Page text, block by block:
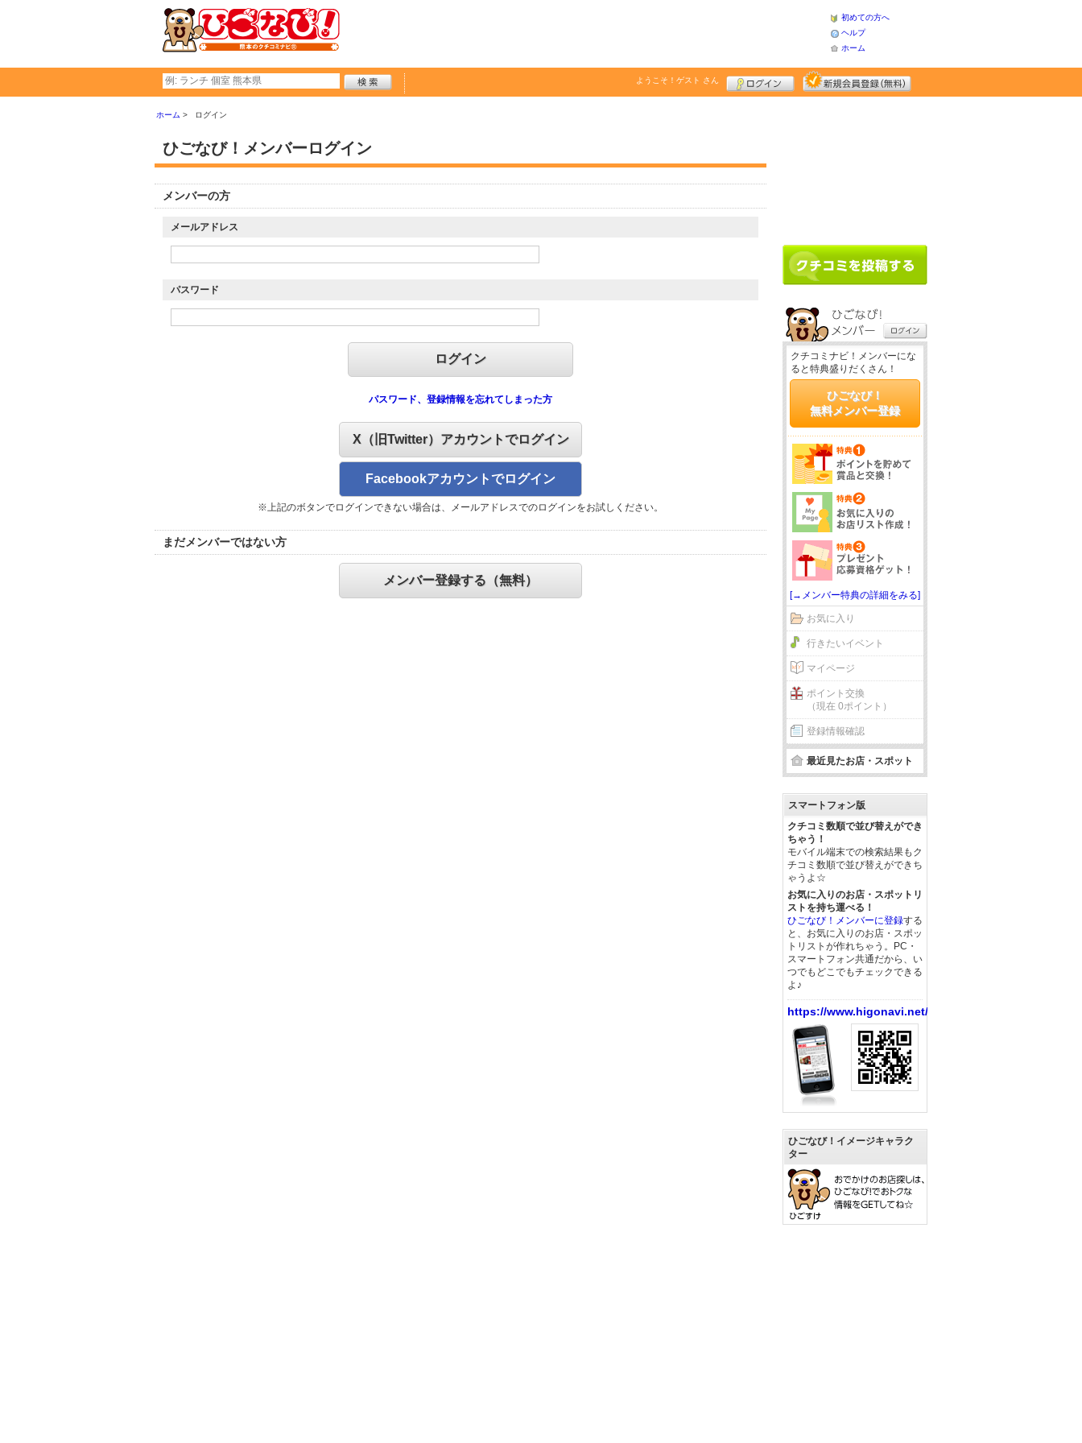
初めての方へ
ヘルプ
ホーム
ようこそ！ ゲスト さん
ホーム ログイン
ひごなび！メンバーログイン
メンバーの方
メールアドレス
パスワード
パスワード、登録情報を忘れてしまった方
X（旧Twitter）アカウントでログイン
Facebookアカウントでログイン
※上記のボタンでログインできない場合は、メールアドレスでのログインをお試しください。
まだメンバーではない方
メンバー登録する（無料）
クチコミナビ！メンバーにな
ると特典盛りだくさん！
ひごなび！
無料メンバー登録
[→メンバー特典の詳細をみる]
お気に入り
行きたいイベント
マイページ
ポイント交換
（現在 0ポイント）
登録情報確認
最近見たお店・スポット
スマートフォン版
クチコミ数順で並び替えができ
ちゃう！
モバイル端末での検索結果もク
チコミ数順で並び替えができち
ゃうよ☆
お気に入りのお店・スポットリ
ストを持ち運べる！
ひごなび！メンバーに登録する
と、お気に入りのお店・スポッ
トリストが作れちゃう。PC・
スマートフォン共通だから、い
つでもどこでもチェックできる
よ♪
https://www.higonavi.net/
ひごなび！イメージキャラク
ター